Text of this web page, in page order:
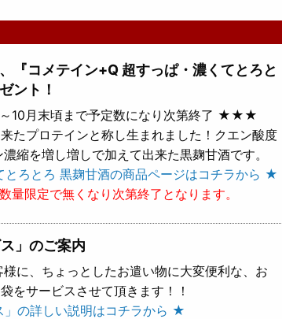
『コメテイン+Q 超すっぱ・濃くてとろと
ント！
10月末頃まで予定数になり次第終了 ★★★
たプロテインと称し生まれました！クエン酸度
縮を増し増しで加えて出来た黒麹甘酒です。
ろとろ 黒麹甘酒の商品ページはコチラから ★
量限定で無くなり次第終了となります。
」のご案内
に、ちょっとしたお遣い物に大変便利な、お
をサービスさせて頂きます！！
の詳しい説明はコチラから ★